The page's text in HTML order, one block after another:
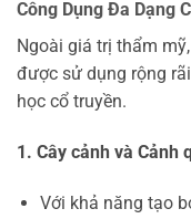
Công Dụng Đa Dạng
Ngoài giá trị thẩm
được sử dụng rộng
học cổ truyền.
1. Cây cảnh và Cảnh
Với khả năng tạo